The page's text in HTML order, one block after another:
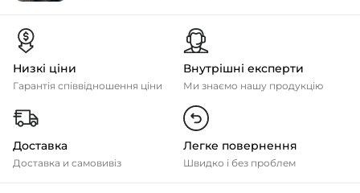
Низкі ціни
Гарантія співвідношення ціни
Внутрішні експерти
Ми знаємо нашу продукцію
Доставка
Доставка и самовивіз
Легке повернення
Швидко і без проблем